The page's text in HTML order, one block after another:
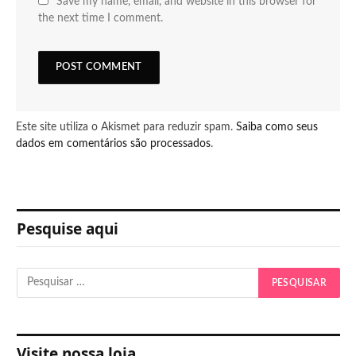
the next time I comment.
Este site utiliza o Akismet para reduzir spam. Saiba como seus
dados em comentários são processados.
Pesquise aqui